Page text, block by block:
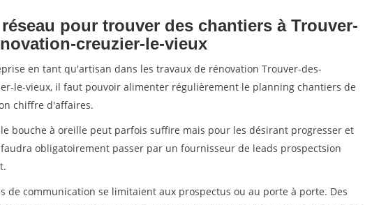
pour trouver des chantiers à Trouver-
creuzier-le-vieux
en tant qu'artisan dans les travaux de rénovation Trouver-des-
le-vieux, il faut pouvoir alimenter régulièrement le planning chantiers de
chiffre d'affaires.
bouche à oreille peut parfois suffire mais pour les désirant progresser et
obligatoirement passer par un fournisseur de leads prospectsion
de communication se limitaient aux prospectus ou au porte à porte. Des